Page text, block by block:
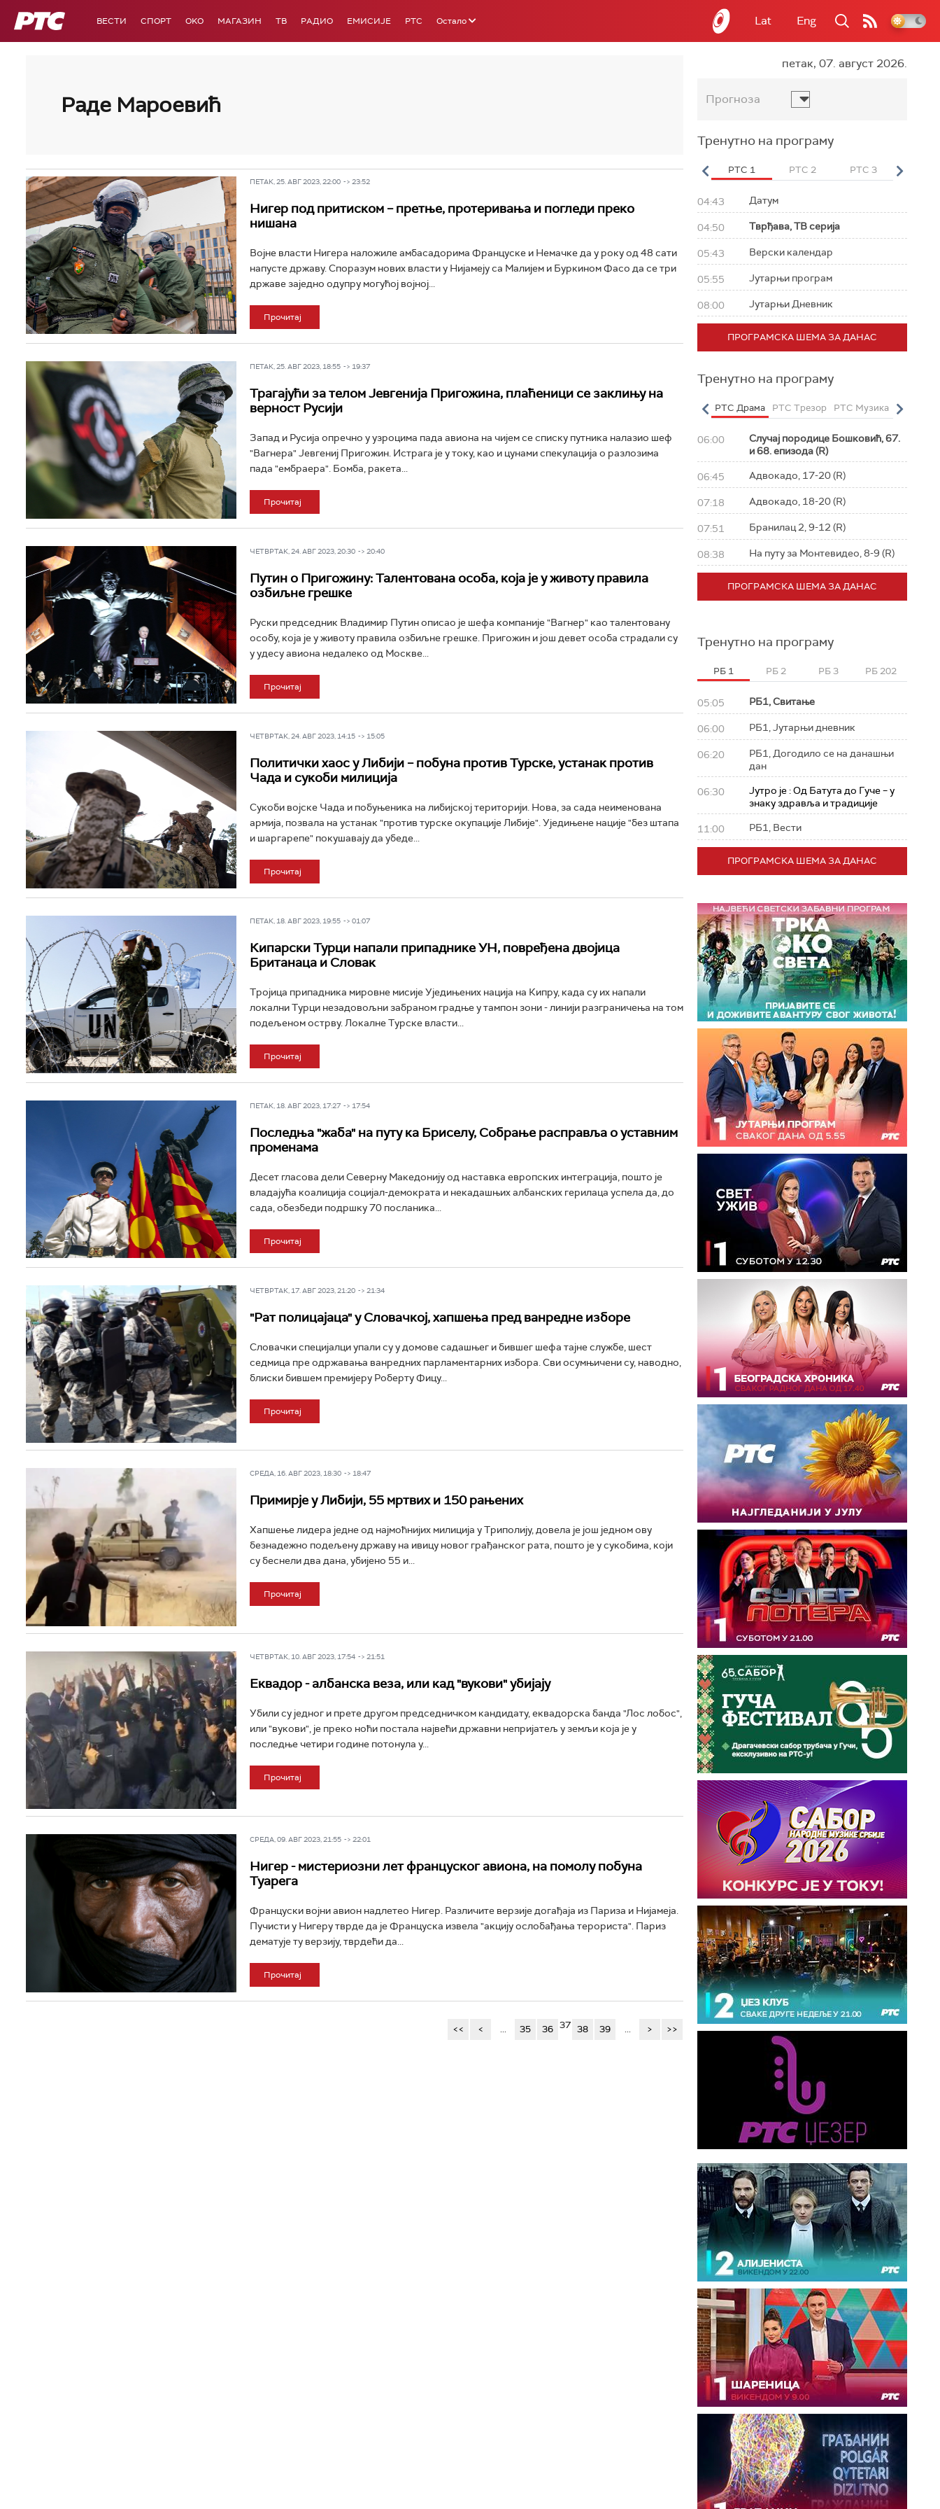
РТС ВЕСТИ СПОРТ OKO МАГАЗИН ТВ РАДИО ЕМИСИЈЕ РТС Остало Lat Eng
Раде Мароевић
ПЕТАК, 25. АВГ 2023, 22:00 -> 23:52
Нигер под притиском – претње, протеривања и погледи преко
нишана
Војне власти Нигера наложиле амбасадорима Француске и Немачке да у року од 48 сати
напусте државу. Споразум нових власти у Нијамеју са Малијем и Буркином Фасо да се три
државе заједно одупру могућој војној...
Прочитај
ПЕТАК, 25. АВГ 2023, 18:55 -> 19:37
Трагајући за телом Јевгенија Пригожина, плаћеници се заклињу на
верност Русији
Запад и Русија опречно у узроцима пада авиона на чијем се списку путника налазио шеф
"Вагнера" Јевгениј Пригожин. Истрага је у току, као и цунами спекулација о разлозима
пада "ембраера". Бомба, ракета...
Прочитај
ЧЕТВРТАК, 24. АВГ 2023, 20:30 -> 20:40
Путин о Пригожину: Талентована особа, која је у животу правила
озбиљне грешке
Руски председник Владимир Путин описао је шефа компаније "Вагнер" као талентовану
особу, која је у животу правила озбиљне грешке. Пригожин и још девет особа страдали су
у удесу авиона недалеко од Москве...
Прочитај
ЧЕТВРТАК, 24. АВГ 2023, 14:15 -> 15:05
Политички хаос у Либији – побуна против Турске, устанак против
Чада и сукоби милиција
Сукоби војске Чада и побуњеника на либијској територији. Нова, за сада неименована
армија, позвала на устанак "против турске окупације Либије". Уједињене нације "без штапа
и шаргарепе" покушавају да убеде...
Прочитај
ПЕТАК, 18. АВГ 2023, 19:55 -> 01:07
Кипарски Турци напали припаднике УН, повређена двојица
Британаца и Словак
Тројица припадника мировне мисије Уједињених нација на Кипру, када су их напали
локални Турци незадовољни забраном градње у тампон зони - линији разграничења на том
подељеном острву. Локалне Турске власти...
Прочитај
ПЕТАК, 18. АВГ 2023, 17:27 -> 17:54
Последња "жаба" на путу ка Бриселу, Собрање расправља о уставним
променама
Десет гласова дели Северну Македонију од наставка европских интеграција, пошто је
владајућа коалиција социјал-демократа и некадашњих албанских герилаца успела да, до
сада, обезбеди подршку 70 посланика...
Прочитај
ЧЕТВРТАК, 17. АВГ 2023, 21:20 -> 21:34
"Рат полицајаца" у Словачкој, хапшења пред ванредне изборе
Словачки специјалци упали су у домове садашњег и бившег шефа тајне службе, шест
седмица пре одржавања ванредних парламентарних избора. Сви осумњичени су, наводно,
блиски бившем премијеру Роберту Фицу...
Прочитај
СРЕДА, 16. АВГ 2023, 18:30 -> 18:47
Примирје у Либији, 55 мртвих и 150 рањених
Хапшење лидера једне од најмоћнијих милиција у Триполију, довела је још једном ову
безнадежно подељену државу на ивицу новог грађанског рата, пошто је у сукобима, који
су беснели два дана, убијено 55 и...
Прочитај
ЧЕТВРТАК, 10. АВГ 2023, 17:54 -> 21:51
Еквадор - албанска веза, или кад "вукови" убијају
Убили су једног и прете другом председничком кандидату, еквадорска банда "Лос лобос",
или "вукови", је преко ноћи постала највећи државни непријатељ у земљи која је у
последње четири године потонула у...
Прочитај
СРЕДА, 09. АВГ 2023, 21:55 -> 22:01
Нигер - мистериозни лет француског авиона, на помолу побуна
Туарега
Француски војни авион надлетео Нигер. Различите верзије догађаја из Париза и Нијамеја.
Пучисти у Нигеру тврде да је Француска извела "акцију ослобађања терориста". Париз
дематује ту верзију, тврдећи да...
Прочитај
<< < ... 35 36 37 38 39 ... > >>
петак, 07. август 2026.
Прогноза
Тренутно на програму
РТС 3 РТС Свет РТС HD РТС 1 РТС 2 РТС 3 РТС
04:43 Датум
04:50 Тврђава, ТВ серија
05:43 Верски календар
05:55 Јутарњи програм
08:00 Јутарњи Дневник
ПРОГРАМСКА ШЕМА ЗА ДАНАС
Тренутно на програму
РТС Полетарац РТС Драма РТС Трезор РТС Музика РТС
06:00
Случај породице Бошковић, 67.
и 68. епизода (R)
06:45 Адвокадо, 17-20 (R)
07:18 Адвокадо, 18-20 (R)
07:51 Бранилац 2, 9-12 (R)
08:38 На путу за Монтевидео, 8-9 (R)
ПРОГРАМСКА ШЕМА ЗА ДАНАС
Тренутно на програму
РБ 1 РБ 2 РБ 3 РБ 202
05:05 РБ1, Свитање
06:00 РБ1, Јутарњи дневник
06:20
РБ1, Догодило се на данашњи
дан
06:30
Јутро је : Од Батута до Гуче – у
знаку здравља и традиције
11:00 РБ1, Вести
ПРОГРАМСКА ШЕМА ЗА ДАНАС